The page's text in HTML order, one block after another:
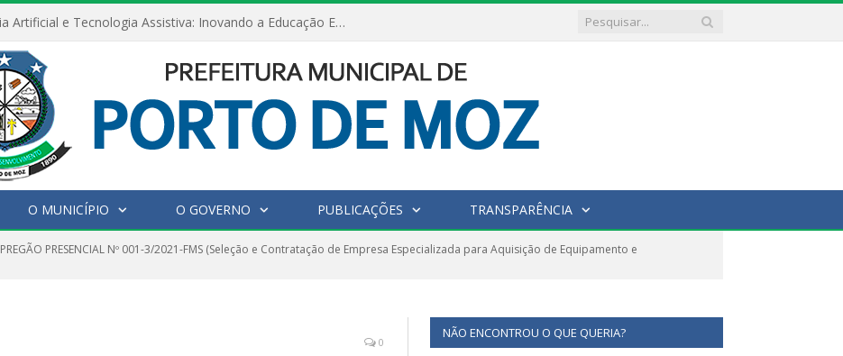
Inteligência Artificial e Tecnologia Assistiva: Inovando a Educação Especial e Inclusiva
O MUNICÍPIO O GOVERNO PUBLICAÇÕES TRANSPARÊNCIA
PREGÃO PRESENCIAL Nº 001-3/2021-FMS (Seleção e Contratação de Empresa Especializada para Aquisição de Equipamento e
0
NÃO ENCONTROU O QUE QUERIA?